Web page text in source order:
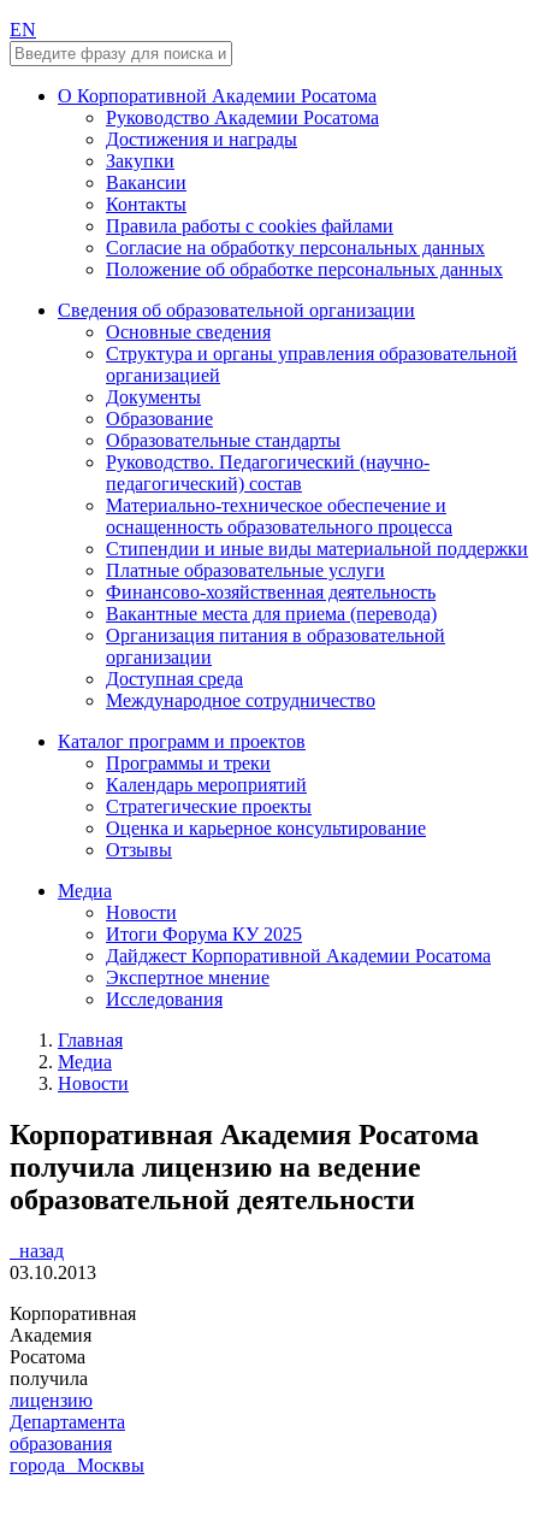
EN
О Корпоративной Академии Росатома
Руководство Академии Росатома
Достижения и награды
Закупки
Вакансии
Контакты
Правила работы с cookies файлами
Согласие на обработку персональных данных
Положение об обработке персональных данных
Сведения об образовательной организации
Основные сведения
Структура и органы управления образовательной
организацией
Документы
Образование
Образовательные стандарты
Руководство. Педагогический (научно-
педагогический) состав
Материально-техническое обеспечение и
оснащенность образовательного процесса
Стипендии и иные виды материальной поддержки
Платные образовательные услуги
Финансово-хозяйственная деятельность
Вакантные места для приема (перевода)
Организация питания в образовательной
организации
Доступная среда
Международное сотрудничество
Каталог программ и проектов
Программы и треки
Календарь мероприятий
Стратегические проекты
Оценка и карьерное консультирование
Отзывы
Медиа
Новости
Итоги Форума КУ 2025
Дайджест Корпоративной Академии Росатома
Экспертное мнение
Исследования
Главная
Медиа
Новости
Корпоративная Академия Росатома
получила лицензию на ведение
образовательной деятельности
назад
03.10.2013
Корпоративная
Академия
Росатома
получила
лицензию
Департамента
образования
города Москвы